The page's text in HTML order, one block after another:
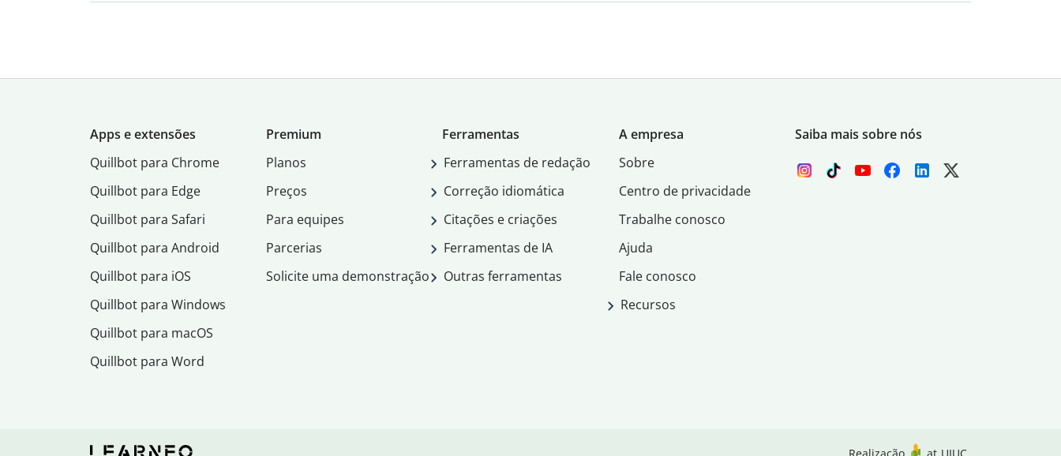
Apps e extensões
Quillbot para Chrome
Quillbot para Edge
Quillbot para Safari
Quillbot para Android
Quillbot para iOS
Quillbot para Windows
Quillbot para macOS
Quillbot para Word
Premium
Planos
Preços
Para equipes
Parcerias
Solicite uma demonstração
Ferramentas
Ferramentas de redação
Correção idiomática
Citações e criações
Ferramentas de IA
Outras ferramentas
A empresa
Sobre
Centro de privacidade
Trabalhe conosco
Ajuda
Fale conosco
Recursos
Saiba mais sobre nós